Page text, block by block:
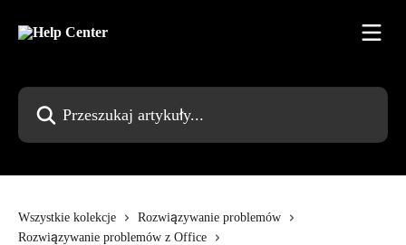
Przeszukaj artykuły...
Wszystkie kolekcje
Rozwiązywanie problemów
Rozwiązywanie problemów z Office